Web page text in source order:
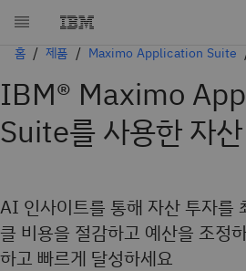
홈 제품 Maximo Application Suite
IBM® Maximo
Suite를 사용한 자
AI 인사이트를 통해 자산 투자를
클 비용을 절감하고 예산을 조정
하고 빠르게 달성하세요